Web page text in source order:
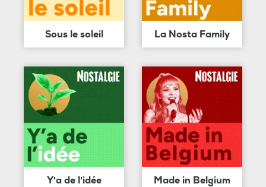
Sous le soleil La Nosta Family
Y'a de l'idée Made in Belgium